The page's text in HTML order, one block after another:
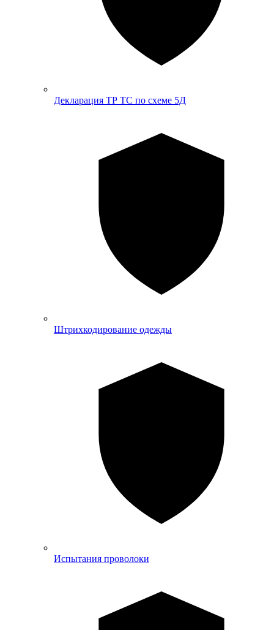
Декларация ТР ТС по схеме 5Д
Штрихкодирование одежды
Испытания проволоки